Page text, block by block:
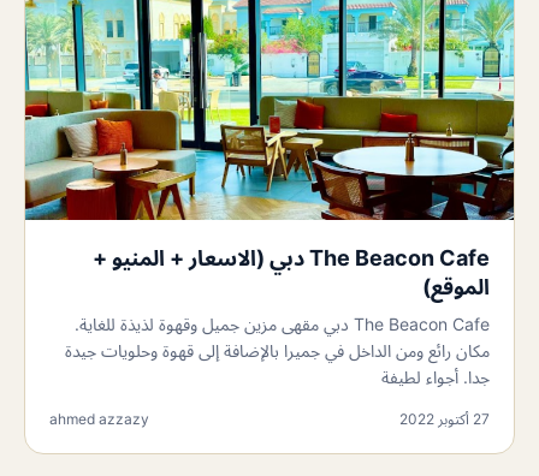
The Beacon Cafe دبي (الاسعار + المنيو +
الموقع)
The Beacon Cafe دبي مقهى مزين جميل وقهوة لذيذة للغاية.
مكان رائع ومن الداخل في جميرا بالإضافة إلى قهوة وحلويات جيدة
جدا. أجواء لطيفة
27 أكتوبر 2022 ahmed azzazy